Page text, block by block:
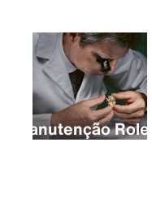
A manutenção Rolex